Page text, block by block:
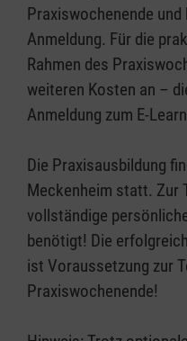
Praxiswochenende
Anmeldung. Für die
Rahmen des
weiteren Kosten an –
Anmeldung zum E-
Die Praxisausbildung
Meckenheim statt. Zur
vollständige
benötigt! Die
ist Voraussetzung zur
Praxiswochenende!